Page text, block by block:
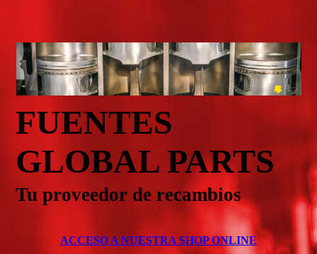
FUENTES
GLOBAL PARTS
Tu proveedor de recambios
ACCESO A NUESTRA SHOP ONLINE